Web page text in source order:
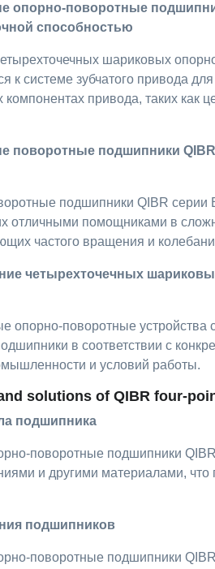
опорно-поворотные
способностью
шариковых
к системе зубчатого привода
привода, таких как
поворотные подшипники
подшипники QIBR серии
отличными помощниками в
частого вращения и
четырехточечных
опорно-поворотные устройства
в соответствии с
и условий работы.
solutions of QIBR four-
подшипника
поворотные подшипники QIBR
и другими материалами,
подшипников
поворотные подшипники